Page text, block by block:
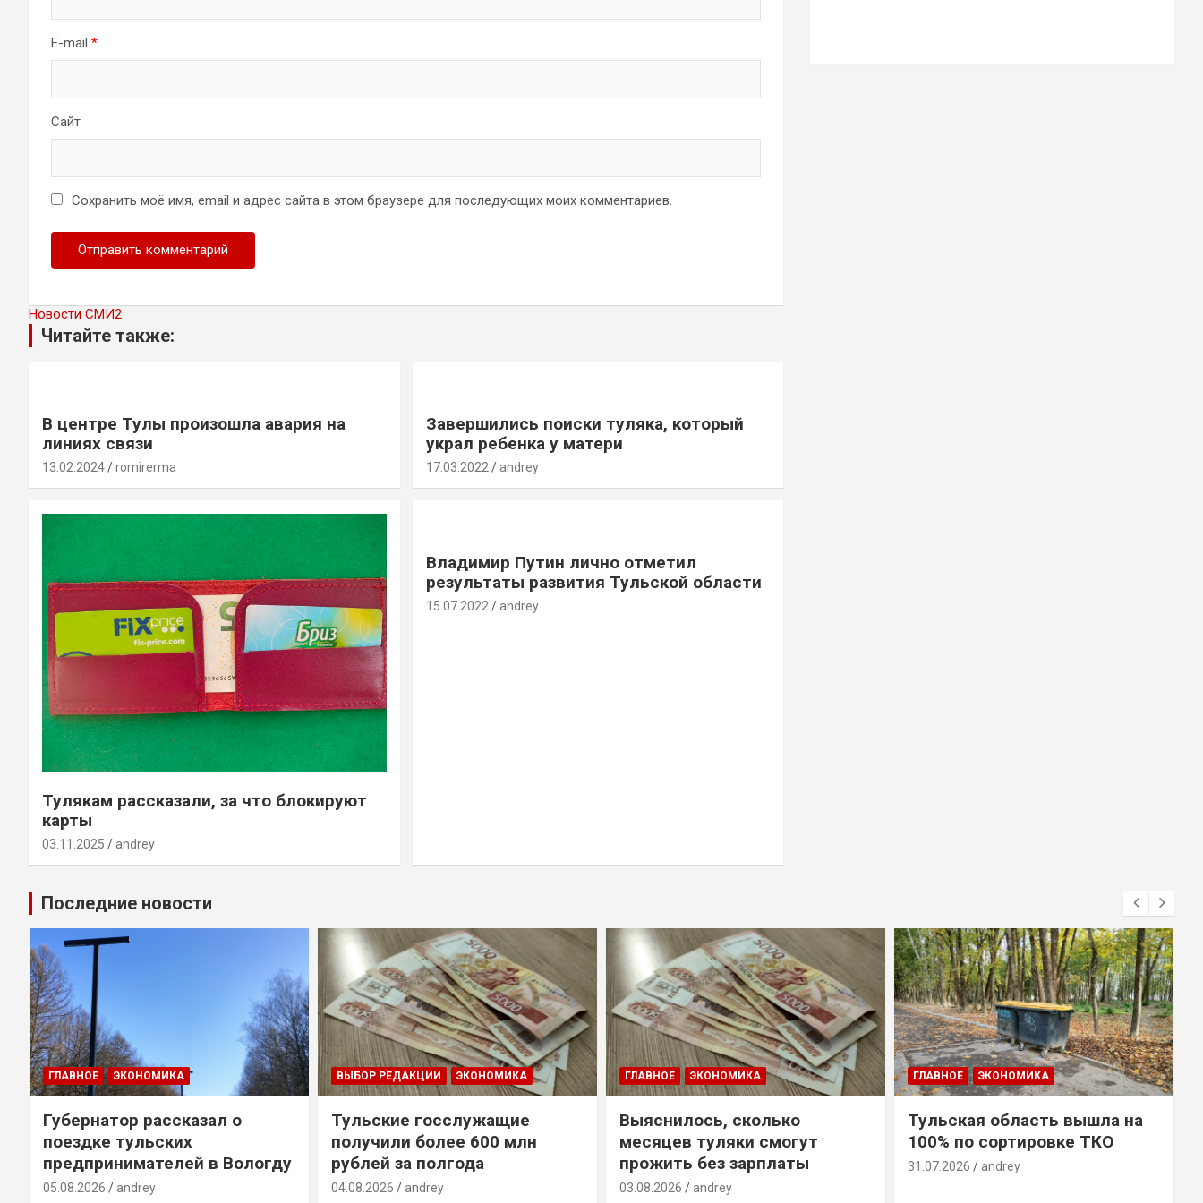
E-mail *
Сайт
Сохранить моё имя, email и адрес сайта в этом браузере для последующих моих комментариев.
Новости СМИ2
Читайте также:
В центре Тулы произошла авария на
линиях связи
13.02.2024 romirerma
Завершились поиски туляка, который
украл ребенка у матери
17.03.2022 andrey
Тулякам рассказали, за что блокируют
карты
03.11.2025 andrey
Владимир Путин лично отметил
результаты развития Тульской области
15.07.2022 andrey
Последние новости
ГЛАВНОЕ ЭКОНОМИКА
Губернатор рассказал о
поездке тульских
предпринимателей в Вологду
05.08.2026 andrey
ВЫБОР РЕДАКЦИИ ЭКОНОМИКА
Тульские госслужащие
получили более 600 млн
рублей за полгода
04.08.2026 andrey
ГЛАВНОЕ ЭКОНОМИКА
Выяснилось, сколько
месяцев туляки смогут
прожить без зарплаты
03.08.2026 andrey
ГЛАВНОЕ ЭКОНОМИКА
Тульская область вышла на
100% по сортировке ТКО
31.07.2026 andrey